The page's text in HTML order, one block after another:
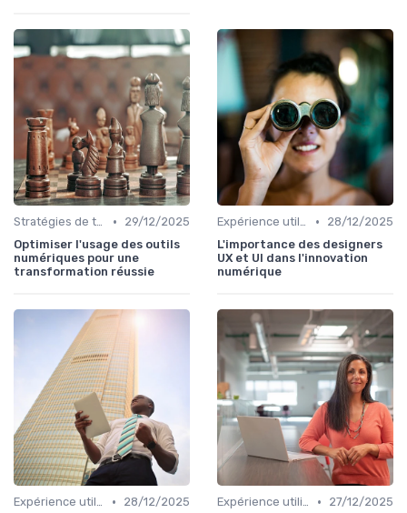
Stratégies de transformation •
29/12/2025
Optimiser l'usage des outils
numériques pour une
transformation réussie
Expérience utilisateur •
28/12/2025
L'importance des designers
UX et UI dans l'innovation
numérique
Expérience utilisateur •
28/12/2025
Expérience utilisateur •
27/12/2025